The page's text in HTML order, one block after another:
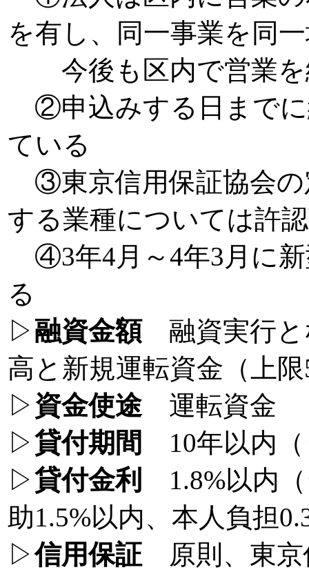
を有し、同一事業を同
今後も区内で営業を
②申込みする日までに
ている
③東京信用保証協会の
する業種については許
④3年4月～4年3月に新
る
▷融資金額融資実行と
高と新規運転資金（上
▷ 資金使途 運転資金
▷貸付期間
10年以内
▷貸付金利
1.8%以内（
助1.5%以内、本人負担
▷信用保証 原則、東京